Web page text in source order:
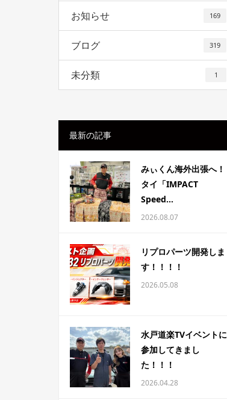
お知らせ 169
ブログ 319
未分類 1
最新の記事
みぃくん海外出張へ！
タイ「IMPACT
Speed...
2026.08.07
リプロパーツ開発しま
す！！！！
2026.05.08
水戸道楽TVイベントに
参加してきまし
た！！！
2026.04.28